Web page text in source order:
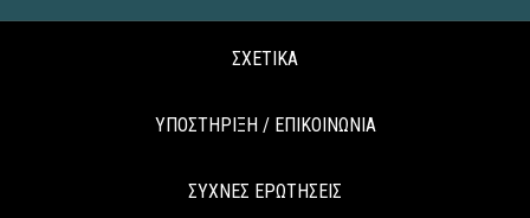
ΣΧΕΤΙΚΑ
ΥΠΟΣΤΗΡΙΞΗ / ΕΠΙΚΟΙΝΩΝΙΑ
ΣΥΧΝΕΣ ΕΡΩΤΗΣΕΙΣ